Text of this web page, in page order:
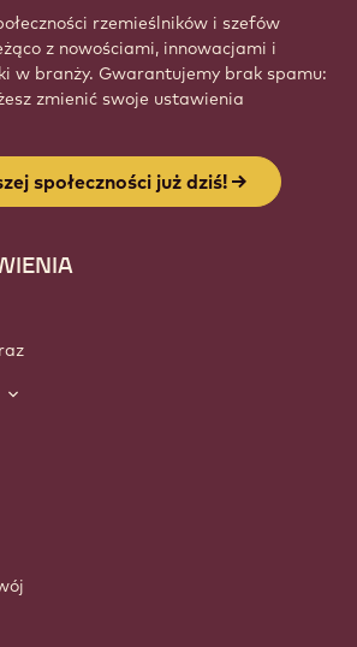
rzemieślników i szefów
z nowościami, innowacjami i
w branży. Gwarantujemy brak spamu:
zmienić swoje ustawienia
społeczności już dziś!